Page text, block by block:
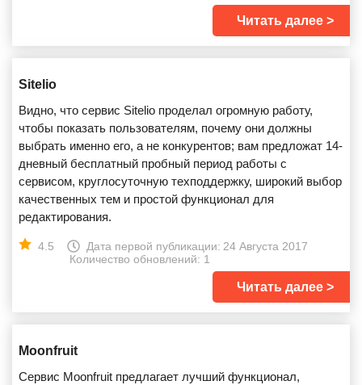
Читать далее
Sitelio
Видно, что сервис Sitelio проделал огромную работу,
чтобы показать пользователям, почему они должны
выбрать именно его, а не конкурентов; вам предложат 14-
дневный бесплатный пробный период работы с
сервисом, круглосуточную техподдержку, широкий выбор
качественных тем и простой функционал для
редактирования.
4.5 Дата первой публикации: 24 Августа 2017
Количество обновлений: 1
Читать далее
Moonfruit
Сервис Moonfruit предлагает лучший функционал,